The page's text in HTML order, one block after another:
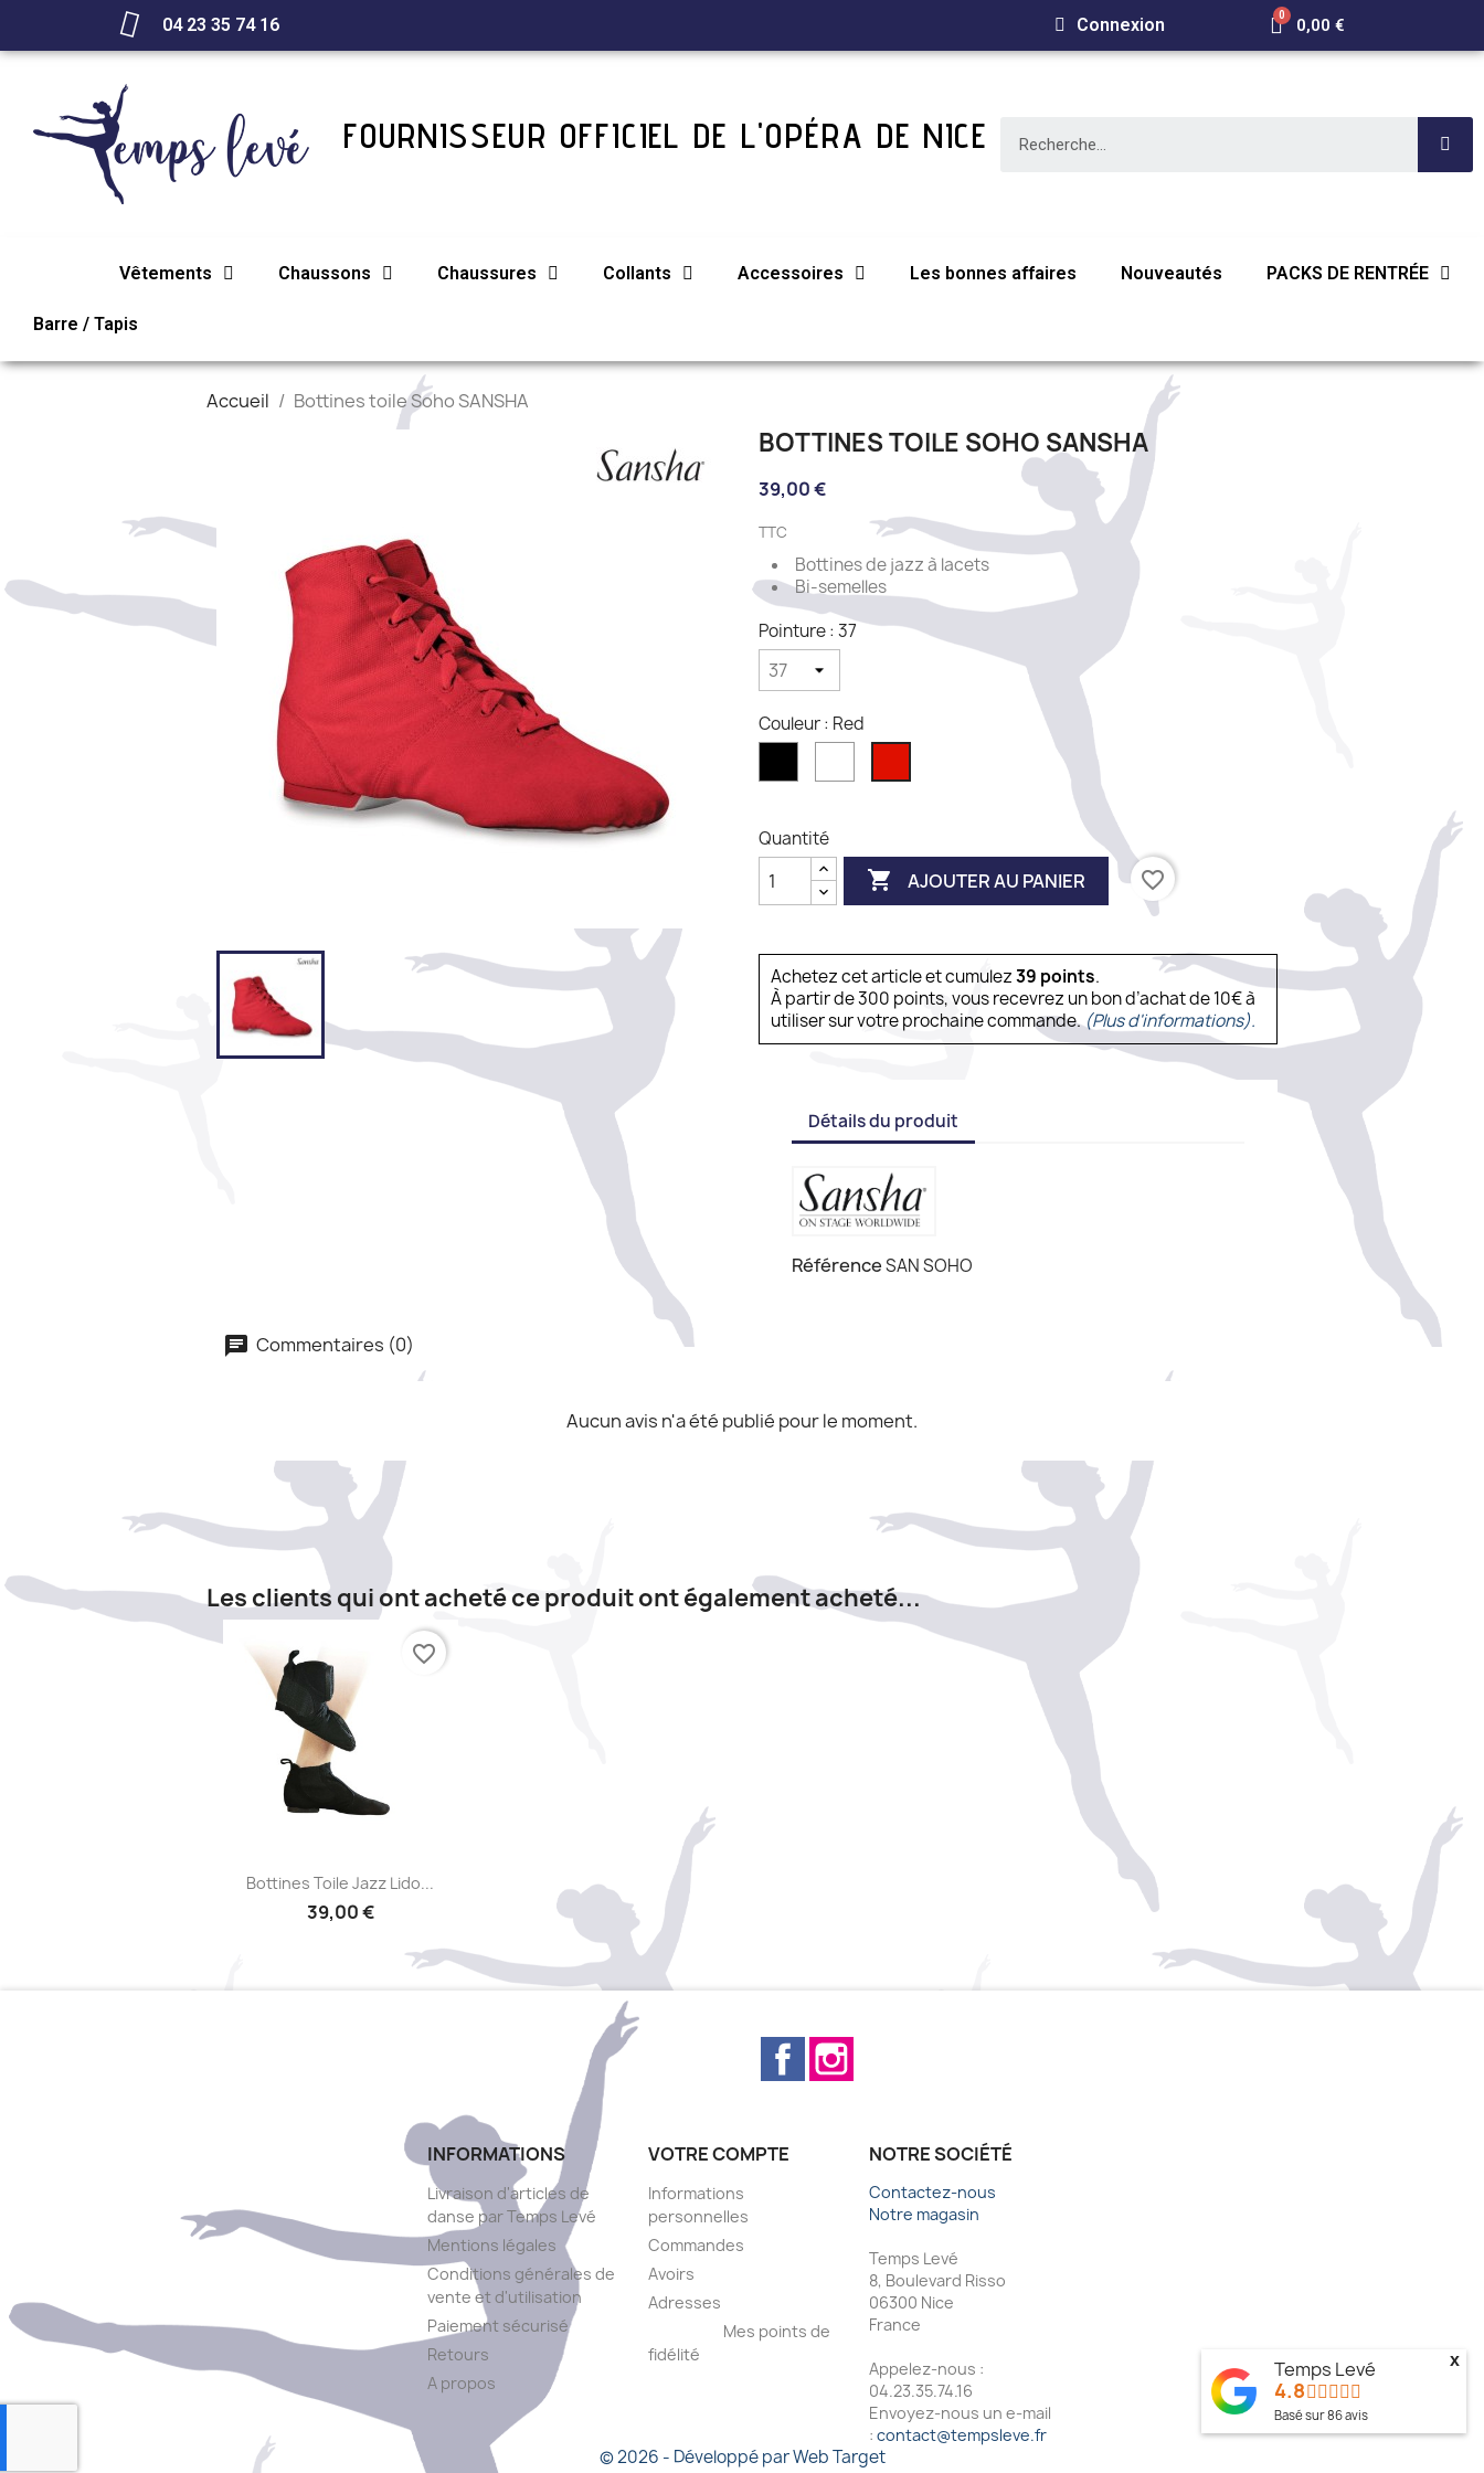
04 23 35 74 16 Connexion 0,00 €
FOURNISSEUR OFFICIEL DE L'OPÉRA DE NICE
Vêtements Chaussons Chaussures Collants Accessoires Les bonnes affaires Nouveautés PACKS DE RENTRÉE
Barre / Tapis
Accueil Bottines toile Soho SANSHA
BOTTINES TOILE SOHO SANSHA
39,00 €
TTC
Bottines de jazz à lacets
Bi-semelles
Pointure : 37
Couleur : Red
Quantité
 AJOUTER AU PANIER favorite_border
Achetez cet article et cumulez39 points.
À partir de 300 points, vous recevrez un bon d’achat de 10€ à
utiliser sur votre prochaine commande.(Plus d'informations).
Détails du produit
RéférenceSAN SOHO
Commentaires (0)
Aucun avis n'a été publié pour le moment.
Les clients qui ont acheté ce produit ont également acheté...
Aperçu rapide
Bottines Toile Jazz Lido...
39,00 €
favorite_border
Facebook
INFORMATIONS
Livraison d'articles de
danse par Temps Levé
Mentions légales
Conditions générales de
vente et d'utilisation
Paiement sécurisé
Retours
A propos
VOTRE COMPTE
Informations
personnelles
Commandes
Avoirs
Adresses
Mes points de
fidélité
NOTRE SOCIÉTÉ
Contactez-nous
Notre magasin
Temps Levé
8, Boulevard Risso
06300 Nice
France
Appelez-nous :
04.23.35.74.16
Envoyez-nous un e-mail
: contact@tempsleve.fr
© 2026 - Développé par Web Target
Temps Levé
4.8
Basé sur86avis
x